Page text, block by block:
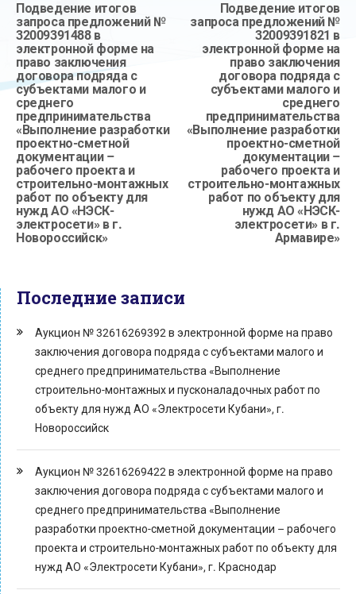
Подведение итогов
запроса предложений №
32009391488 в
электронной форме на
право заключения
договора подряда с
субъектами малого и
среднего
предпринимательства
«Выполнение разработки
проектно-сметной
документации –
рабочего проекта и
строительно-монтажных
работ по объекту для
нужд АО «НЭСК-
электросети» в г.
Новороссийск»
Подведение итогов
запроса предложений №
32009391821 в
электронной форме на
право заключения
договора подряда с
субъектами малого и
среднего
предпринимательства
«Выполнение разработки
проектно-сметной
документации –
рабочего проекта и
строительно-монтажных
работ по объекту для
нужд АО «НЭСК-
электросети» в г.
Армавире»
Последние записи
Аукцион № 32616269392 в электронной форме на право
заключения договора подряда с субъектами малого и
среднего предпринимательства «Выполнение
строительно-монтажных и пусконаладочных работ по
объекту для нужд АО «Электросети Кубани», г.
Новороссийск
Аукцион № 32616269422 в электронной форме на право
заключения договора подряда с субъектами малого и
среднего предпринимательства «Выполнение
разработки проектно-сметной документации – рабочего
проекта и строительно-монтажных работ по объекту для
нужд АО «Электросети Кубани», г. Краснодар